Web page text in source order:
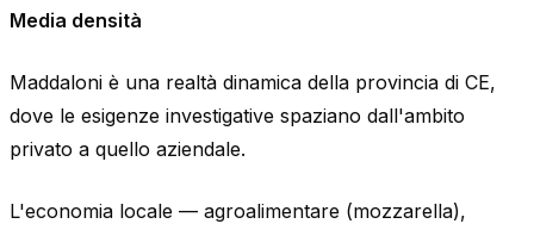
Media densità
Maddaloni è una realtà dinamica della provincia di CE,
dove le esigenze investigative spaziano dall'ambito
privato a quello aziendale.
L'economia locale — agroalimentare (mozzarella),